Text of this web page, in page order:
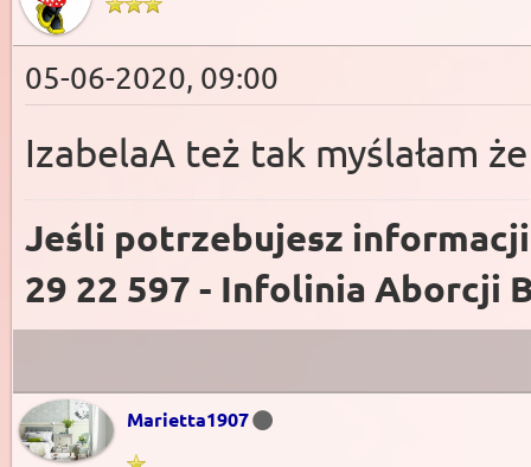
05-06-2020, 09:00
IzabelaA też tak myślałam
Jeśli potrzebujesz
29 22 597 - Infolinia Aborcji
Marietta1907